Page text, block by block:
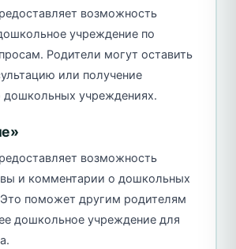
возможность
учреждение по
Родители могут оставить
или получение
учреждениях.
возможность
и комментарии о дошкольных
поможет другим родителям
дошкольное учреждение для